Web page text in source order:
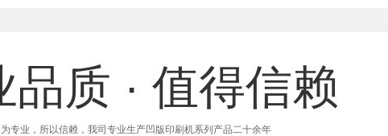
品质 · 值得信赖
为专业，所以信赖，我司专业生产凹版印刷机系列产品二十余年